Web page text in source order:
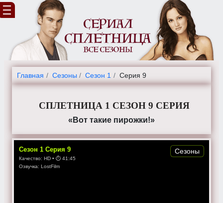
Главная Cезоны Сезон 1 Серия 9
СПЛЕТНИЦА 1 СЕЗОН 9 СЕРИЯ
«Вот такие пирожки!»
Сезон 1 Серия 9
Качество: HD • ⏱ 41:45
Озвучка: LostFilm
Сезоны